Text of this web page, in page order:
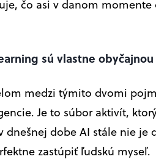
čo asi v danom
sú vlastne
medzi týmito dvomi
Je to súbor aktivít,
dnešnej dobe AI stále nie je
zastúpiť ľudskú myseľ.